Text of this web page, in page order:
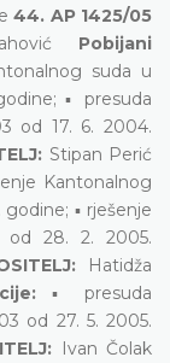
44. AP 1425/05
Pobijani
suda u
▪ presuda
od 17. 6. 2004.
Stipan Perić
Kantonalnog
▪ rješenje
od 28. 2. 2005.
Hatidža
▪ presuda
od 27. 5. 2005.
Ivan Čolak